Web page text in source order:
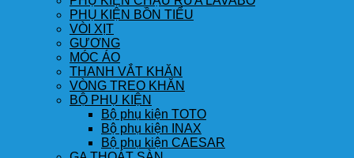
PHỤ KIỆN BỒN TIỂU
VÒI XỊT
GƯƠNG
MÓC ÁO
THANH VẮT KHĂN
VÒNG TREO KHĂN
BỘ PHỤ KIỆN
Bộ phụ kiện TOTO
Bộ phụ kiện INAX
Bộ phụ kiện CAESAR